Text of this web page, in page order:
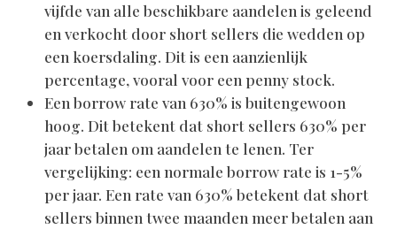
vijfde van alle beschikbare aandelen is geleend
en verkocht door short sellers die wedden op
een koersdaling. Dit is een aanzienlijk
percentage, vooral voor een penny stock.
Een borrow rate van 630% is buitengewoon
hoog. Dit betekent dat short sellers 630% per
jaar betalen om aandelen te lenen. Ter
vergelijking: een normale borrow rate is 1-5%
per jaar. Een rate van 630% betekent dat short
sellers binnen twee maanden meer betalen aan